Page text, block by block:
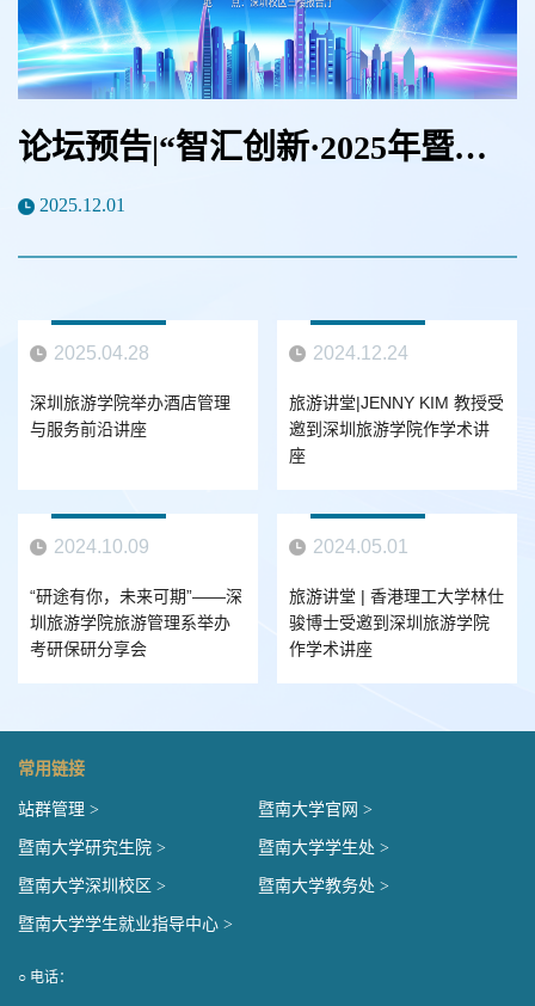
论坛预告|“智汇创新·2025年暨南大学研究生创新论坛—深圳旅游学院分论坛”日程通知
2025.12.01
2025.04.28
深圳旅游学院举办酒店管理
与服务前沿讲座
2024.12.24
旅游讲堂|JENNY KIM 教授受
邀到深圳旅游学院作学术讲
座
2024.10.09
“研途有你，未来可期”——深
圳旅游学院旅游管理系举办
考研保研分享会
2024.05.01
旅游讲堂 | 香港理工大学林仕
骏博士受邀到深圳旅游学院
作学术讲座
常用链接
站群管理 > 暨南大学官网 >
暨南大学研究生院 > 暨南大学学生处 >
暨南大学深圳校区 > 暨南大学教务处 >
暨南大学学生就业指导中心 >
○ 电话：